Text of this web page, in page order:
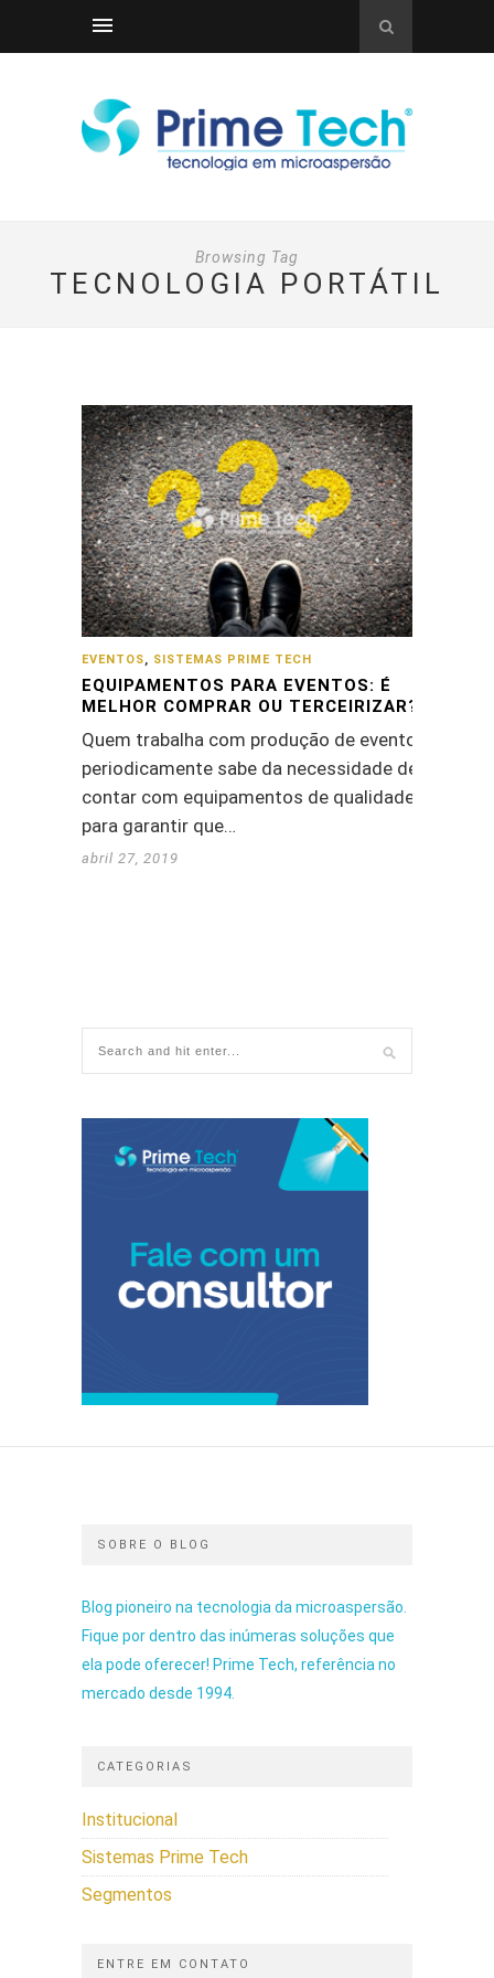
Browsing Tag
TECNOLOGIA PORTÁTIL
EVENTOS, SISTEMAS PRIME TECH
EQUIPAMENTOS PARA EVENTOS: É
MELHOR COMPRAR OU TERCEIRIZAR?
Quem trabalha com produção de eventos
periodicamente sabe da necessidade de
contar com equipamentos de qualidade,
para garantir que…
abril 27, 2019
SOBRE O BLOG
Blog pioneiro na tecnologia da microaspersão.
Fique por dentro das inúmeras soluções que
ela pode oferecer! Prime Tech, referência no
mercado desde 1994.
CATEGORIAS
Institucional
Sistemas Prime Tech
Segmentos
ENTRE EM CONTATO